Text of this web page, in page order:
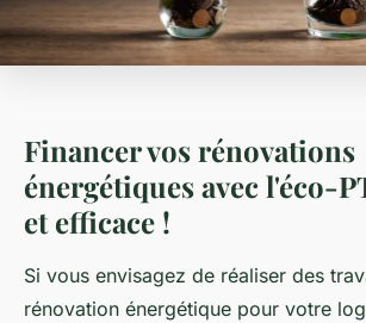
Financer vos rénovations
énergétiques avec l'éco-
et efficace !
Si vous envisagez de réaliser des
rénovation énergétique pour votre